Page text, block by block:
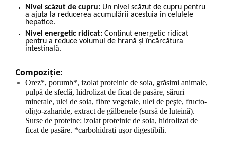
Nivel scăzut de cupru: Un nivel scăzut de cupru pentru
a ajuta la reducerea acumulării acestuia în celulele
hepatice.
Nivel energetic ridicat: Conţinut energetic ridicat
pentru a reduce volumul de hrană şi încărcătura
intestinală.
Compoziție:
Orez*, porumb*, izolat proteinic de soia, grăsimi animale,
pulpă de sfeclă, hidrolizat de ficat de pasăre, săruri
minerale, ulei de soia, fibre vegetale, ulei de peşte, fructo-
oligo-zaharide, extract de gălbenele (sursă de luteină).
Surse de proteine: izolat proteinic de soia, hidrolizat de
ficat de pasăre. *carbohidraţi uşor digestibili.